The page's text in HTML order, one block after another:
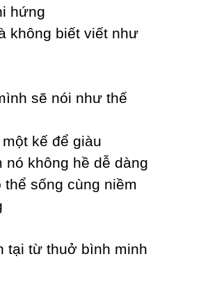
hứng
không biết viết như
sẽ nói như thế
kế để giàu
không hề dễ dàng
sống cùng niềm
tại từ thuở bình minh